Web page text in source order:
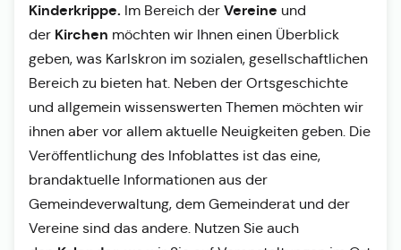
Kinderkrippe. Im Bereich der Vereine und
der Kirchen möchten wir Ihnen einen Überblick
geben, was Karlskron im sozialen, gesellschaftlichen
Bereich zu bieten hat. Neben der Ortsgeschichte
und allgemein wissenswerten Themen möchten wir
ihnen aber vor allem aktuelle Neuigkeiten geben. Die
Veröffentlichung des Infoblattes ist das eine,
brandaktuelle Informationen aus der
Gemeindeverwaltung, dem Gemeinderat und der
Vereine sind das andere. Nutzen Sie auch